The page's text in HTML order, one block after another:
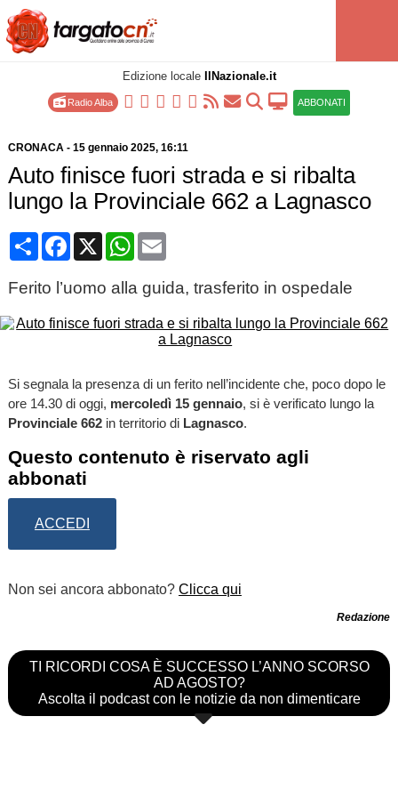
Edizione locale IlNazionale.it
Radio Alba ABBONATI
CRONACA- 15 gennaio 2025, 16:11
Auto finisce fuori strada e si ribalta
lungo la Provinciale 662 a Lagnasco
CondividiFacebook
X WhatsApp
Email
Ferito l’uomo alla guida, trasferito in ospedale
Si segnala la presenza di un ferito nell’incidente che, poco dopo le
ore 14.30 di oggi, mercoledì 15 gennaio, si è verificato lungo la
Provinciale 662in territorio di Lagnasco.
Questo contenuto è riservato agli
abbonati
ACCEDI
Non sei ancora abbonato? Clicca qui
Redazione
TI RICORDI COSA È SUCCESSO L’ANNO SCORSO
AD AGOSTO?
Ascolta il podcast con le notizie da non dimenticare